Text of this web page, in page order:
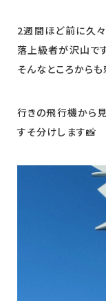
2週間ほど前に久
落上級者が沢山で
そんなところから
行きの飛行機から
すそ分けします📸